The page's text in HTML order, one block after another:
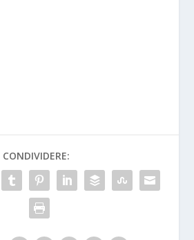
CONDIVIDERE: